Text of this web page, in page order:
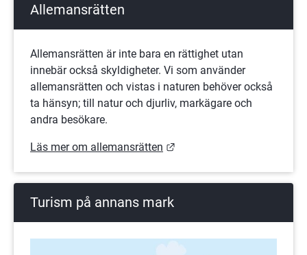
Allemansrätten
Allemansrätten är inte bara en rättighet utan
innebär också skyldigheter. Vi som använder
allemansrätten och vistas i naturen behöver också
ta hänsyn; till natur och djurliv, markägare och
andra besökare.
Läs mer om allemansrätten
Turism på annans mark